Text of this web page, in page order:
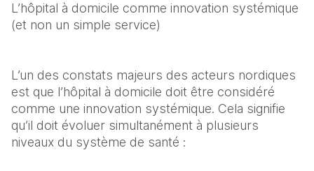
L’hôpital à domicile comme innovation systémique
(et non un simple service)
L’un des constats majeurs des acteurs nordiques
est que l’hôpital à domicile doit être considéré
comme une innovation systémique. Cela signifie
qu’il doit évoluer simultanément à plusieurs
niveaux du système de santé :